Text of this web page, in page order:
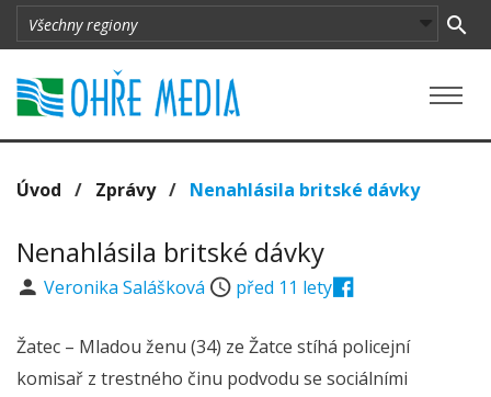
Úvod / Zprávy/ Nenahlásila britské dávky
Nenahlásila britské dávky
Veronika Salášková před 11 lety
Žatec – Mladou ženu (34) ze Žatce stíhá policejní
komisař z trestného činu podvodu se sociálními